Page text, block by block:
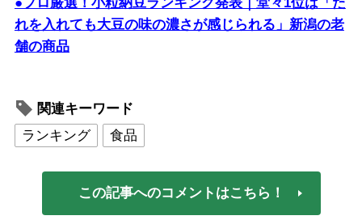
れを入れても大豆の味の濃さが感じられる」新潟の老
舗の商品
関連キーワード
ランキング
食品
この記事へのコメントはこちら！